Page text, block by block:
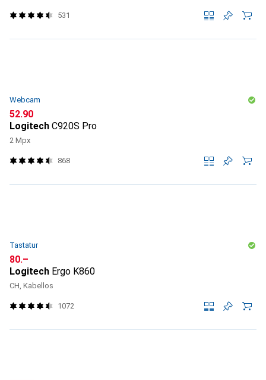
531
Webcam
CHF
52.90
Logitech C920S Pro
2 Mpx
868
Tastatur
CHF
80.–
Logitech Ergo K860
CH, Kabellos
1072